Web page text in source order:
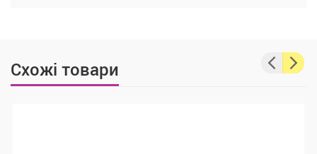
Схожі товари